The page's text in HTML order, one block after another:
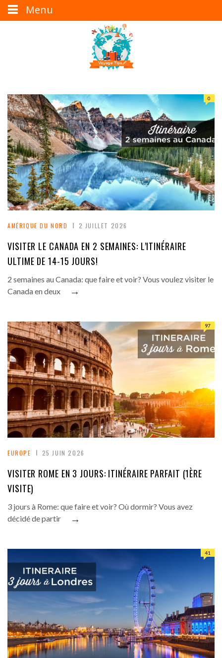
AMÉRIQUE DU NORD 2 JUILLET 2026
0
VISITER LE CANADA EN 2 SEMAINES: L’ITINÉRAIRE
ULTIME DE 14-15 JOURS!
2 semaines au Canada: que faire et voir? Vous voulez visiter le
Canada en deux
→
EUROPE 25 JUIN 2026
97
VISITER ROME EN 3 JOURS: ITINÉRAIRE PARFAIT (1ÈRE
VISITE)
3 jours à Rome: que faire et voir? Où dormir? Vous avez
décidé de partir
→
41
Menu